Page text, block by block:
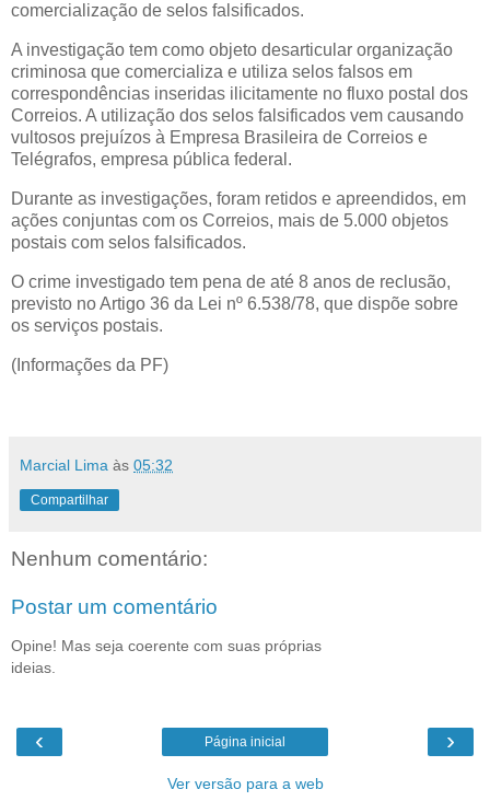
comercialização de selos falsificados.
A investigação tem como objeto desarticular organização
criminosa que comercializa e utiliza selos falsos em
correspondências inseridas ilicitamente no fluxo postal dos
Correios. A utilização dos selos falsificados vem causando
vultosos prejuízos à Empresa Brasileira de Correios e
Telégrafos, empresa pública federal.
Durante as investigações, foram retidos e apreendidos, em
ações conjuntas com os Correios, mais de 5.000 objetos
postais com selos falsificados.
O crime investigado tem pena de até 8 anos de reclusão,
previsto no Artigo 36 da Lei nº 6.538/78, que dispõe sobre
os serviços postais.
(Informações da PF)
Marcial Lima às 05:32
Compartilhar
Nenhum comentário:
Postar um comentário
Opine! Mas seja coerente com suas próprias
ideias.
‹ ›
Página inicial
Ver versão para a web